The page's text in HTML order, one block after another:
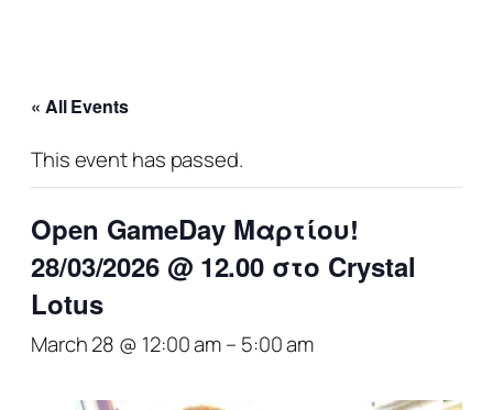
« All Events
This event has passed.
Open GameDay Μαρτίου!
28/03/2026 @ 12.00 στο Crystal
Lotus
March 28 @ 12:00 am– 5:00 am